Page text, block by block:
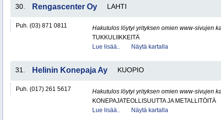
30. Rengascenter Oy LAHTI
Puh. (03) 871 0811
Hakutulos löytyi yrityksen omien www-sivujen
TUKKULIIKKEITÄ
Lue lisää..
Näytä kartalla
31. Helinin Konepaja Ay KUOPIO
Puh. (017) 261 5617
Hakutulos löytyi yrityksen omien www-sivujen
KONEPAJATEOLLISUUTTA JA METALLITÖITÄ
Lue lisää..
Näytä kartalla